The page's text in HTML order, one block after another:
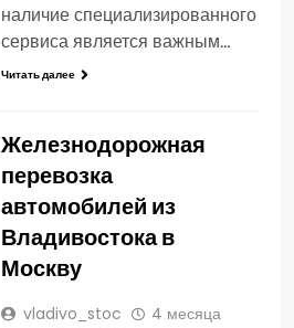
наличие специализированного
сервиса является важным…
Читать далее
Железнодорожная
перевозка
автомобилей из
Владивостока в
Москву
vladivo_stoc
4 месяца